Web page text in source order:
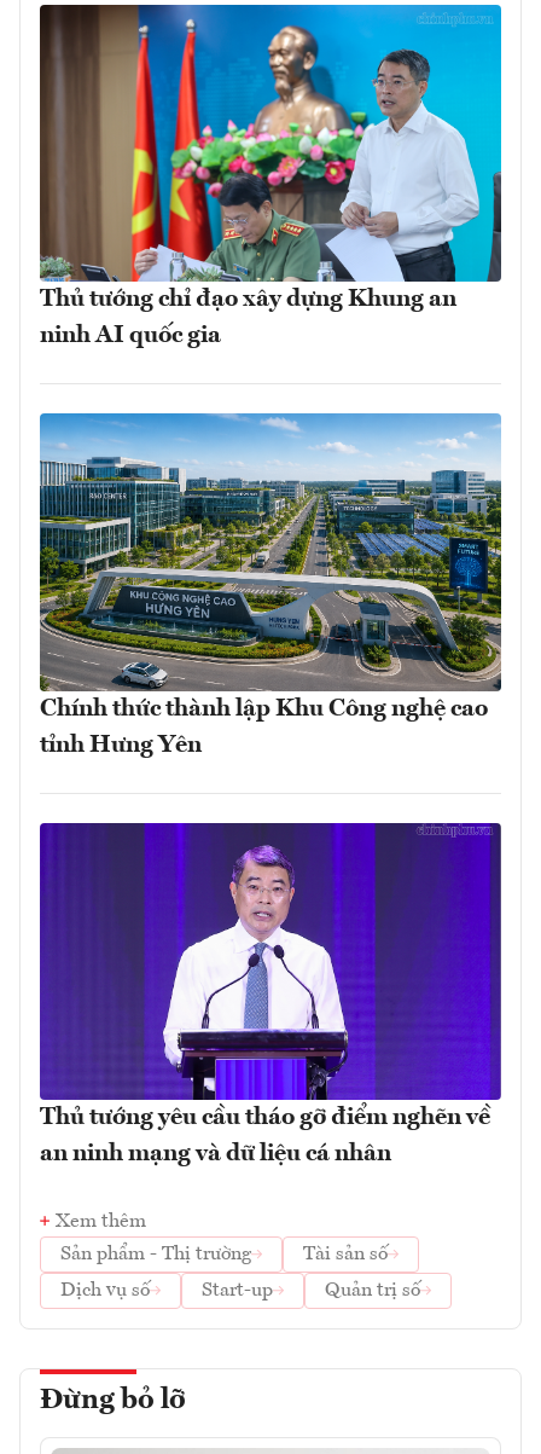
Thủ tướng chỉ đạo xây dựng Khung an
ninh AI quốc gia
Chính thức thành lập Khu Công nghệ cao
tỉnh Hưng Yên
Thủ tướng yêu cầu tháo gỡ điểm nghẽn về
an ninh mạng và dữ liệu cá nhân
Xem thêm
Sản phẩm - Thị trường
Tài sản số
Dịch vụ số
Start-up Quản trị số
Đừng bỏ lỡ